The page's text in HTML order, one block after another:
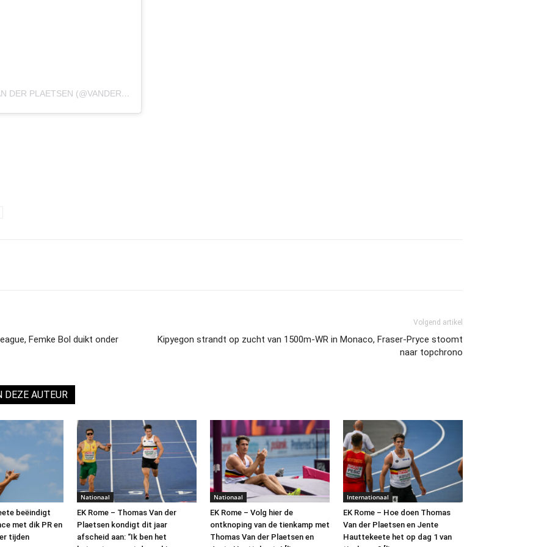
EEN BERICHT GEDEELD DOOR THOMAS VAN DER PLAETSEN (@VANDERPLAETSEN)
Femke Bol duikt onder
Volgend artikel
Kipyegon strandt op zucht van 1500m-WR in Monaco, Fraser-Pryce stoomt
naar topchrono
DEZE AUTEUR
beëindigt
met dik PR en
tijden
Nationaal
EK Rome – Thomas Van der
Plaetsen kondigt dit jaar
afscheid aan: “Ik ben het
Nationaal
EK Rome – Volg hier de
ontknoping van de tienkamp met
Thomas Van der Plaetsen en
Internationaal
EK Rome – Hoe doen Thomas
Van der Plaetsen en Jente
Hauttekeete het op dag 1 van